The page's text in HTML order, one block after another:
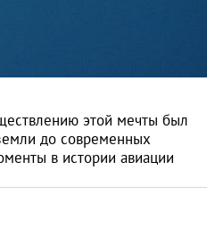
этой мечты был
до современных
в истории авиации